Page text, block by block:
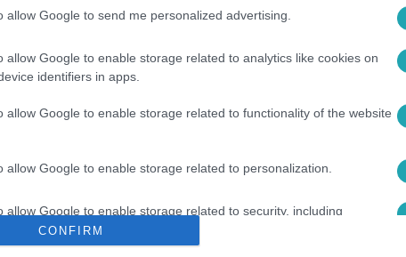
allow Google to send me personalized advertising.
allow Google to enable storage related to analytics like cookies on
identifiers in apps.
allow Google to enable storage related to functionality of the website
allow Google to enable storage related to personalization.
allow Google to enable storage related to security, including
functionality and fraud prevention, and other user protection.
CONFIRM